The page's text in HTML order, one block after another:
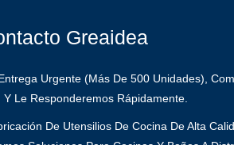
Greaidea
Urgente (más De 500 Unidades),
Y Le Responderemos Rápidamente.
De Utensilios De Cocina De Alta